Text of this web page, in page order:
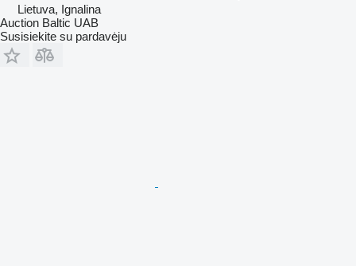
Lietuva, Ignalina
Auction Baltic UAB
Susisiekite su pardavėju